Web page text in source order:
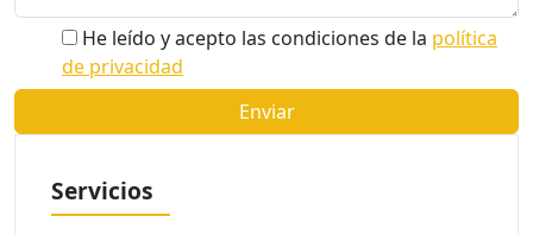
He leído y acepto las condiciones de la política
de privacidad
Servicios